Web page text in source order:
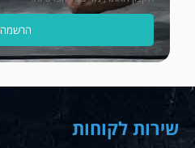
הרשמה
שירות לקוחות